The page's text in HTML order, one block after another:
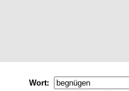
Wort: